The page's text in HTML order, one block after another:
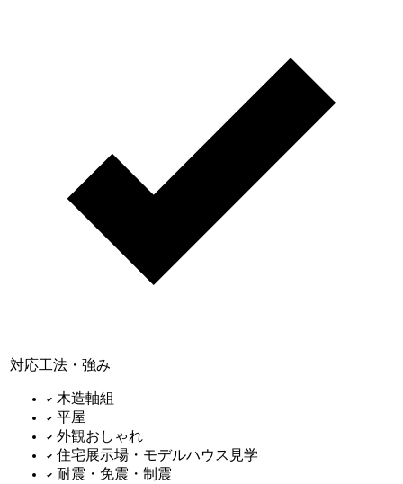
対応工法・強み
木造軸組
平屋
外観おしゃれ
住宅展示場・モデルハウス見学
耐震・免震・制震